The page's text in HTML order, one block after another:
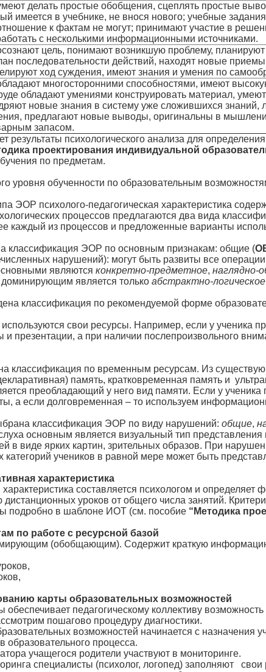
делать простые обобщения, сцеплять простые
имеется в учебнике, не внося нового; учебные
к фактам не могут; принимают участие в
с несколькими информационными источниками.
цель, понимают возникшую проблему, планируют
последовательности действий, находят новые
ход суждения, имеют знания и умения по
многосторонними способностями, имеют
обладают умениями конструировать материал,
новые знания в систему уже сложившихся знаний,
предлагают новые выводы, оригинальны в
запасом.
результаты психологического анализа для
проектирования индивидуальной
по предметам.
обученности по образовательным
ЭОР психолого-педагогическая характеристика
процессов предлагаются два вида
каждый из процессов и предложенные варианты
классификация ЭОР по основным признакам: общие (
нарушений): могут быть развиты все
являются конкретно-предметное, наглядно-
является только абстрактно-логическое
классификация по рекомендуемой форме
свои ресурсы. Например, если у ученика
и презентации, а при наличии послепроизвольного
классификация по временным ресурсам. Из
память, кратковременная память и
преобладающий у него вид памяти. Если у
а если долговременная – то используем
классификация ЭОР по виду нарушений: общие,
основным является визуальный тип
в виде ярких картин, зрительных образов. При
категорий учеников в равной мере может быть
характеристика
составляется психологом и
дистанционных уроков от общего числа занятий.
подробно в шаблоне ИОТ (см. пособие “Методика
по работе с ресурсной базой
(обобщающим). Содержит краткую
карты образовательных возможностей
обеспечивает педагогическому коллективу
пошагово процедуру диагностики.
возможностей начинается с назначения
образовательного процесса.
учащегося родители участвуют в мониторинге.
специалисты (психолог, логопед) заполняют